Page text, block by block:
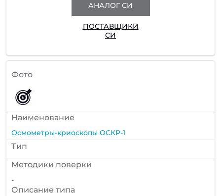
АНАЛОГ СИ
ПОСТАВЩИКИ
СИ
Фото
Наименование
Осмометры-криоскопы ОСКР-1
Тип
Методики поверки
-
Описание типа